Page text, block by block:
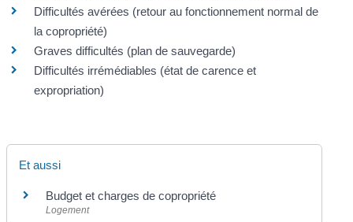
Difficultés avérées (retour au fonctionnement normal de
la copropriété)
Graves difficultés (plan de sauvegarde)
Difficultés irrémédiables (état de carence et
expropriation)
Et aussi
Budget et charges de copropriété
Logement